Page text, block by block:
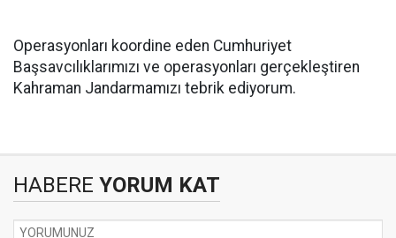
Operasyonları koordine eden Cumhuriyet
Başsavcılıklarımızı ve operasyonları gerçekleştiren
Kahraman Jandarmamızı tebrik ediyorum.
HABERE YORUM KAT